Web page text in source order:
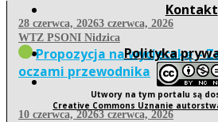
28 czerwca, 20263 czerwca, 2026
WTZ PSONI Nidzica
Propozycja na wycieczkę –
oczami przewodnika
10 czerwca, 20263 czerwca, 2026
Kontakt
Polityka
Utwory na tym portalu są
Creative Commons Uznanie